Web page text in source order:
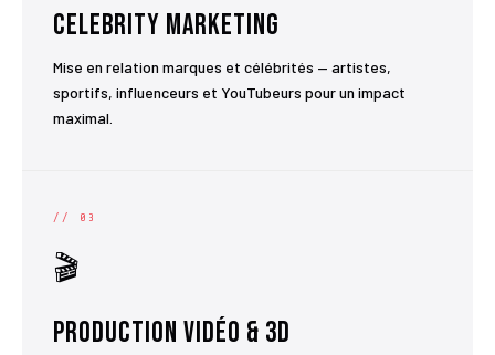
Celebrity Marketing
Mise en relation marques et célébrités — artistes,
sportifs, influenceurs et YouTubeurs pour un impact
maximal.
// 03
🎬
Production Vidéo & 3D